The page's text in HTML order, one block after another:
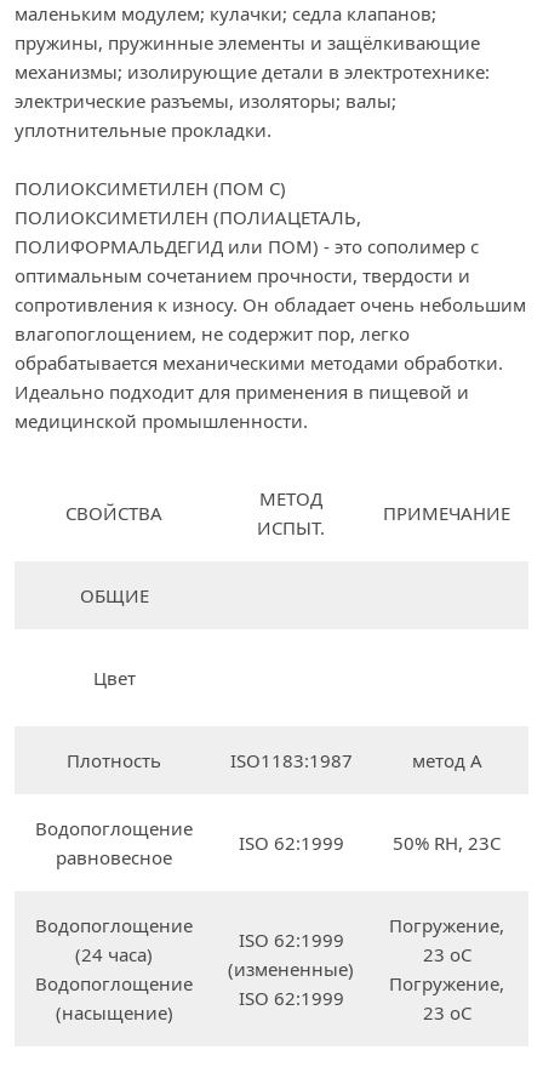
маленьким модулем; кулачки; седла клапанов;
пружины, пружинные элементы и защёлкивающие
механизмы; изолирующие детали в электротехнике:
электрические разъемы, изоляторы; валы;
уплотнительные прокладки.
ПОЛИОКСИМЕТИЛЕН (ПОМ С)
ПОЛИОКСИМЕТИЛЕН (ПОЛИАЦЕТАЛЬ,
ПОЛИФОРМАЛЬДЕГИД или ПОМ) - это сополимер с
оптимальным сочетанием прочности, твердости и
сопротивления к износу. Он обладает очень небольшим
влагопоглощением, не содержит пор, легко
обрабатывается механическими методами обработки.
Идеально подходит для применения в пищевой и
медицинской промышленности.
СВОЙСТВА
МЕТОД
ИСПЫТ.
ПРИМЕЧАНИЕ
ОБЩИЕ
Цвет
Плотность ISO1183:1987 метод A
Водопоглощение
равновесное
ISO 62:1999 50% RH, 23C
Водопоглощение
(24 часа)
Водопоглощение
(насыщение)
ISO 62:1999
(измененные)
ISO 62:1999
Погружение,
23 oC
Погружение,
23 oC